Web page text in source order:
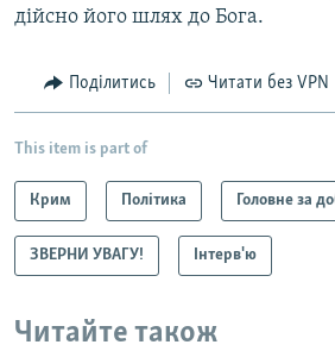
дійсно його шлях до Бога.
Поділитись Читати без VPN
This item is part of
Крим Політика Головне за
ЗВЕРНИ УВАГУ! Інтерв'ю
Читайте також